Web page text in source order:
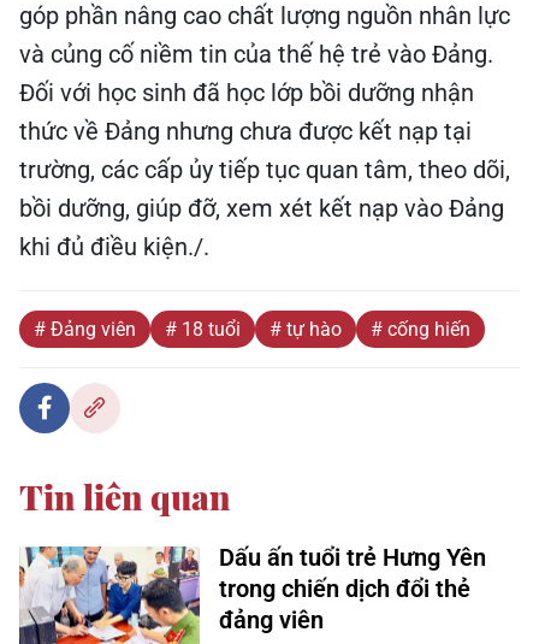
góp phần nâng cao chất lượng nguồn nhân lực
và củng cố niềm tin của thế hệ trẻ vào Đảng.
Đối với học sinh đã học lớp bồi dưỡng nhận
thức về Đảng nhưng chưa được kết nạp tại
trường, các cấp ủy tiếp tục quan tâm, theo dõi,
bồi dưỡng, giúp đỡ, xem xét kết nạp vào Đảng
khi đủ điều kiện./.
# Đảng viên # 18 tuổi # tự hào # cống hiến
Tin liên quan
Dấu ấn tuổi trẻ Hưng Yên
trong chiến dịch đổi thẻ
đảng viên